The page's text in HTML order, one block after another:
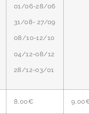
01/06-28/06
31/08- 27/09
08/10-12/10
04/12-08/12
28/12-03/01
8,00€